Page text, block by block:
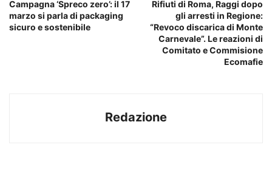
Campagna ‘Spreco zero’: il 17
marzo si parla di packaging
sicuro e sostenibile
Rifiuti di Roma, Raggi dopo
gli arresti in Regione:
“Revoco discarica di Monte
Carnevale”. Le reazioni di
Comitato e Commisione
Ecomafie
Redazione